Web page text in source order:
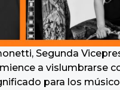
Segunda
a vislumbrarse
para los